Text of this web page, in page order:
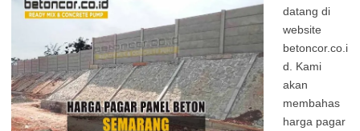
datang di
website
betoncor.co.i
d. Kami
akan
membahas
harga pagar